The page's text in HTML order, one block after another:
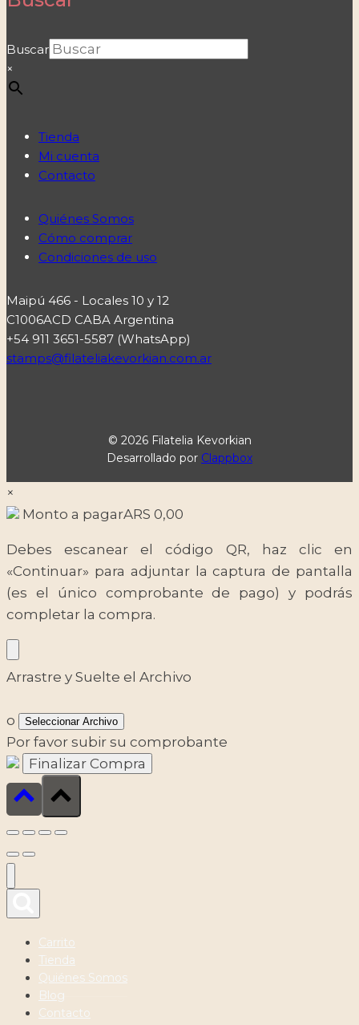
Buscar
×
Tienda
Mi cuenta
Contacto
Quiénes Somos
Cómo comprar
Condiciones de uso
Maipú 466 - Locales 10 y 12
C1006ACD CABA Argentina
+54 911 3651-5587 (WhatsApp)
stamps@filateliakevorkian.com.ar
© 2026 Filatelia Kevorkian
Desarrollado por Clappbox
×
Monto a pagarARS 0,00
Debes escanear el código QR, haz clic en
«Continuar» para adjuntar la captura de pantalla
(es el único comprobante de pago) y podrás
completar la compra.
Arrastre y Suelte el Archivo
o Seleccionar Archivo
Por favor subir su comprobante
Carrito
Tienda
Quiénes Somos
Blog
Contacto